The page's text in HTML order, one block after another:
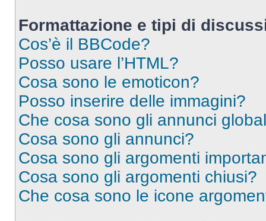
Formattazione e tipi di
Cos’è il BBCode?
Posso usare l’HTML?
Cosa sono le emoticon?
Posso inserire delle immagini?
Che cosa sono gli annunci
Cosa sono gli annunci?
Cosa sono gli argomenti
Cosa sono gli argomenti chiusi?
Che cosa sono le icone